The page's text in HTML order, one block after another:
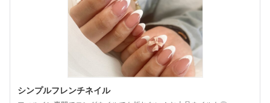
シンプルフレンチネイル